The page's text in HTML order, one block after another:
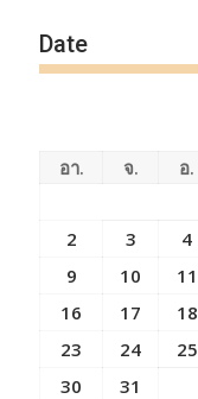
Date
อา. จ. อ.
2
3 4
9
10 11
16
17 18
23
24 25
30
31